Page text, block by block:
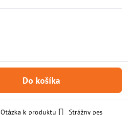
Do košíka
Otázka k produktu
Strážny pes